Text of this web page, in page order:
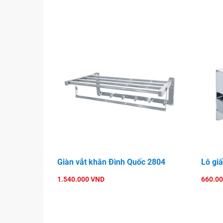
Giàn vắt khăn Đình Quốc 2804
1.540.000 VND
Lô